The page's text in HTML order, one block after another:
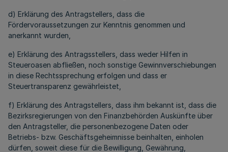
d) Erklärung des Antragstellers, dass die
Fördervoraussetzungen zur Kenntnis genommen und
anerkannt wurden,
e) Erklärung des Antragsstellers, dass weder Hilfen in
Steueroasen abfließen, noch sonstige Gewinnverschiebungen
in diese Rechtssprechung erfolgen und dass er
Steuertransparenz gewährleistet,
f) Erklärung des Antragstellers, dass ihm bekannt ist, dass die
Bezirksregierungen von den Finanzbehörden Auskünfte über
den Antragsteller, die personenbezogene Daten oder
Betriebs- bzw. Geschäftsgeheimnisse beinhalten, einholen
dürfen, soweit diese für die Bewilligung, Gewährung,